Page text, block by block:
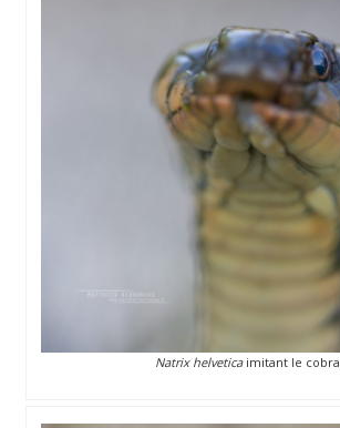
Natrix helveticaimitant le cobra